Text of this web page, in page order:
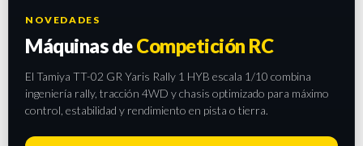
NOVEDADES
Máquinas deCompetición RC
El Tamiya TT-02 GR Yaris Rally 1 HYB escala 1/10 combina
ingeniería rally, tracción 4WD y chasis optimizado para máximo
control, estabilidad y rendimiento en pista o tierra.